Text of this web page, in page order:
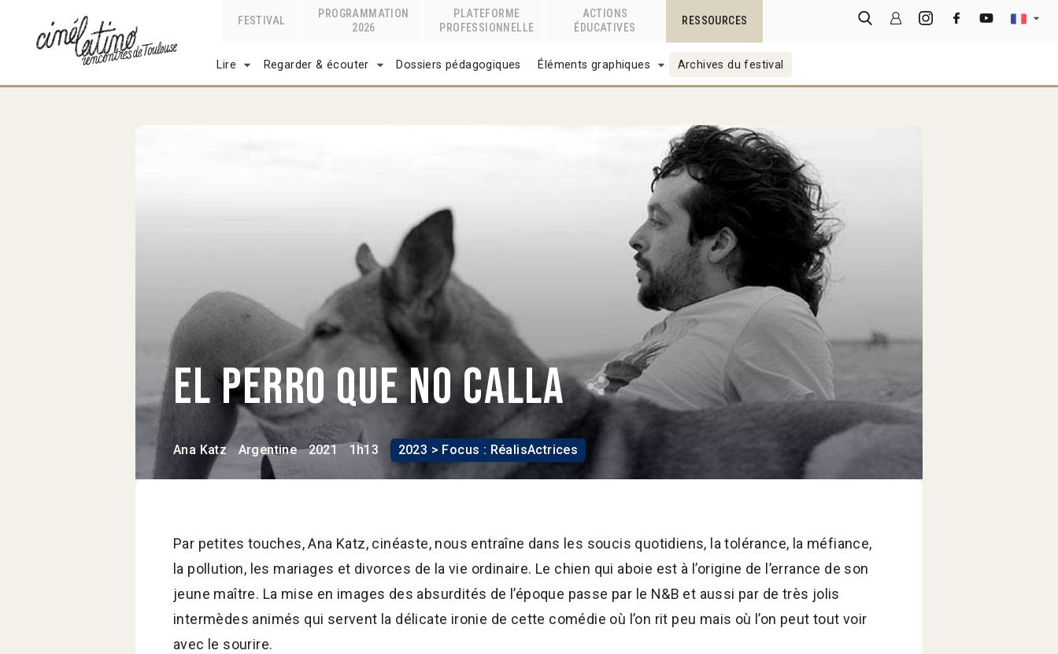
FESTIVAL
PROGRAMMATION
2026
PLATEFORME
PROFESSIONNELLE
ACTIONS
ÉDUCATIVES
RESSOURCES
Lire Regarder & écouter Dossiers pédagogiques Éléments graphiques Archives du festival
El Perro que no calla
Ana Katz Argentine 2021 1h13 2023 > Focus : RéalisActrices
Par petites touches, Ana Katz, cinéaste, nous entraîne dans les soucis quotidiens, la tolérance, la méfiance,
la pollution, les mariages et divorces de la vie ordinaire. Le chien qui aboie est à l’origine de l’errance de son
jeune maître. La mise en images des absurdités de l’époque passe par le N&B et aussi par de très jolis
intermèdes animés qui servent la délicate ironie de cette comédie où l’on rit peu mais où l’on peut tout voir
avec le sourire.